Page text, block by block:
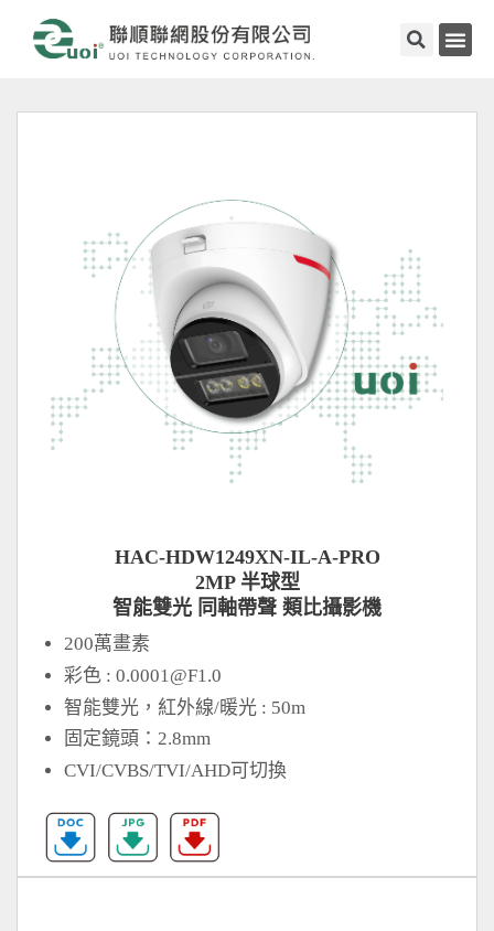
HAC-HDW1249XN-IL-A-PRO
2MP 半球型
智能雙光 同軸帶聲 類比攝影機
200萬畫素
彩色 :0.0001@F1.0
智能雙光，紅外線/暖光 : 50m
固定鏡頭：2.8mm
CVI/CVBS/TVI/AHD可切換